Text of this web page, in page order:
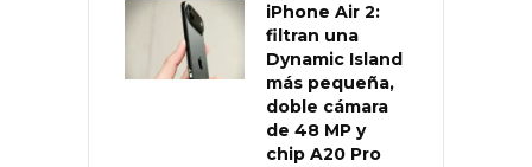
iPhone Air 2:
filtran una
Dynamic Island
más pequeña,
doble cámara
de 48 MP y
chip A20 Pro